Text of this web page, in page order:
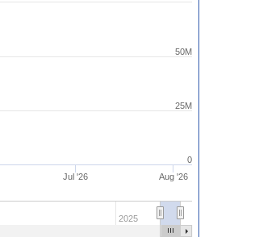
Jul '26 Aug '26
2025
0
25M
50M